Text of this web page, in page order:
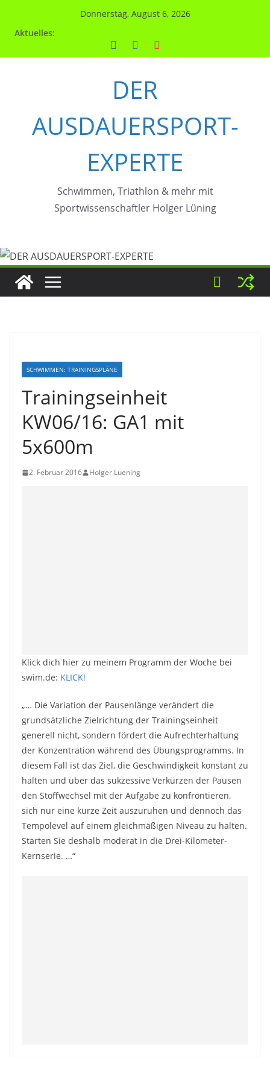
Donnerstag, August 6, 2026
Aktuelles:
DER
AUSDAUERSPORT-
EXPERTE
Schwimmen, Triathlon & mehr mit
Sportwissenschaftler Holger Lüning
SCHWIMMEN: TRAININGSPLÄNE
Trainingseinheit
KW06/16: GA1 mit
5x600m
2. Februar 2016 Holger Luening
Klick dich hier zu meinem Programm der Woche bei
swim.de: KLICK!
„… Die Variation der Pausenlänge verändert die
grundsätzliche Zielrichtung der Trainingseinheit
generell nicht, sondern fördert die Aufrechterhaltung
der Konzentration während des Übungsprogramms. In
diesem Fall ist das Ziel, die Geschwindigkeit konstant zu
halten und über das sukzessive Verkürzen der Pausen
den Stoffwechsel mit der Aufgabe zu konfrontieren,
sich nur eine kurze Zeit auszuruhen und dennoch das
Tempolevel auf einem gleichmäßigen Niveau zu halten.
Starten Sie deshalb moderat in die Drei-Kilometer-
Kernserie. …“